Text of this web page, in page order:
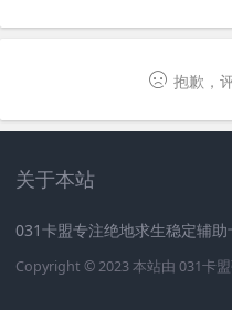
抱歉，
关于本站
031卡盟专注绝地求生稳定辅助
Copyright © 2023 本站由 031卡盟